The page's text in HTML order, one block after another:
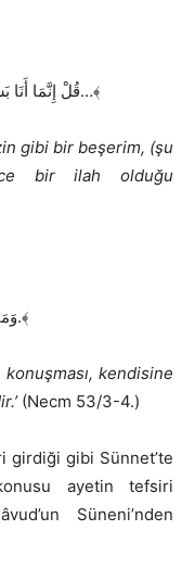
﴿ قُلْ إِنَّمَا أَنَا بَشَرٌ مِثْلُكُمْ يُوحَى إِلَيَّ أَنَّمَا إِلَهُكُمْ إِلَهٌ وَاحِدٌ…﴾
gibi bir beşerim, (şu
bir ilah olduğu
﴿ وَمَا يَنْطِقُ عَنْ الْهَوَى. إِنْ هُوَ إِلاَّ وَحْيٌ يُوحَى.﴾
konuşması, kendisine
(Necm 53/3-4.)
girdiği gibi Sünnet’te
ayetin tefsiri
Süneni’nden